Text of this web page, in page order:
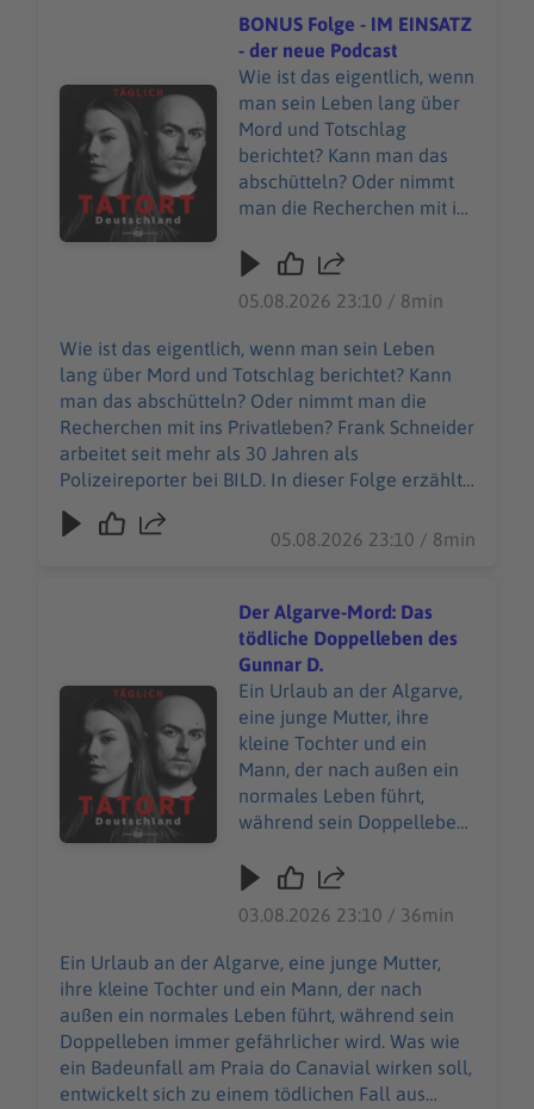
Audiotitel - BONUS Folge - IM EINSATZ - der neue
BONUS Folge - IM EINSATZ
- der neue Podcast
Wie ist das eigentlich, wenn
man sein Leben lang über
Mord und Totschlag
berichtet? Kann man das
abschütteln? Oder nimmt
man die Recherchen mit ins
Schneider arbeitet seit
Polizeireporter bei BILD. In
dieser Folge erzählt er, was
ihn antreibt, was ihn
besonders berührt – und
warum er die Loveparade-
Katastrophe von Duisburg
niemals vergessen wird.
05.08.2026 23:10 / 8min
Wie ist das eigentlich, wenn man sein Leben
lang über Mord und Totschlag berichtet? Kann
man das abschütteln? Oder nimmt man die
Recherchen mit ins Privatleben? Frank Schneider
arbeitet seit mehr als 30 Jahren als
Polizeireporter bei BILD. In dieser Folge erzählt
er, was ihn antreibt, was ihn besonders berührt –
und warum er die Loveparade-Katastrophe von
05.08.2026 23:10 / 8min
Audiotitel - Der Algarve-Mord: Das tödliche
Der Algarve-Mord: Das
tödliche Doppelleben des
Gunnar D.
Ein Urlaub an der Algarve,
eine junge Mutter, ihre
kleine Tochter und ein
Mann, der nach außen ein
normales Leben führt,
während sein Doppelleben
Was wie ein Badeunfall am
soll, entwickelt sich zu
einem tödlichen Fall aus
Lügen, Heimlichkeit und
der Frage, wie weit jemand
geht, um die Wahrheit zu
verbergen. ******** Du
möchtest mehr über unsere
03.08.2026 23:10 / 36min
Ein Urlaub an der Algarve, eine junge Mutter,
ihre kleine Tochter und ein Mann, der nach
außen ein normales Leben führt, während sein
Doppelleben immer gefährlicher wird. Was wie
ein Badeunfall am Praia do Canavial wirken soll,
entwickelt sich zu einem tödlichen Fall aus